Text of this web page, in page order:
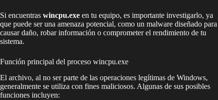
Si encuentras wincpu.exe en tu equipo, es importante investigarlo, ya
que puede ser una amenaza potencial, como un malware diseñado para
causar daño, robar información o comprometer el rendimiento de tu
sistema.
Función principal del proceso wincpu.exe
El archivo, al no ser parte de las operaciones legítimas de Windows,
generalmente se utiliza con fines maliciosos. Algunas de sus posibles
funciones incluyen: